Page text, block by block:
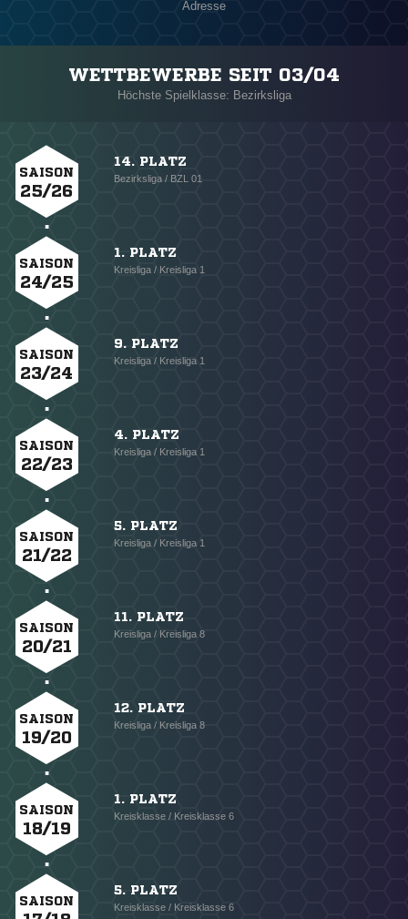
Adresse
WETTBEWERBE SEIT 03/04
Höchste Spielklasse: Bezirksliga
SAISON
25/26
14. PLATZ
Bezirksliga / BZL 01
SAISON
24/25
1. PLATZ
Kreisliga / Kreisliga 1
SAISON
23/24
9. PLATZ
Kreisliga / Kreisliga 1
SAISON
22/23
4. PLATZ
Kreisliga / Kreisliga 1
SAISON
21/22
5. PLATZ
Kreisliga / Kreisliga 1
SAISON
20/21
11. PLATZ
Kreisliga / Kreisliga 8
SAISON
19/20
12. PLATZ
Kreisliga / Kreisliga 8
SAISON
18/19
1. PLATZ
Kreisklasse / Kreisklasse 6
SAISON
5. PLATZ
Kreisklasse / Kreisklasse 6